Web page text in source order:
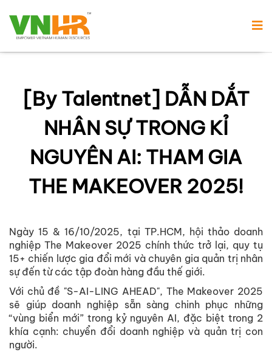
[By Talentnet] DẪN DẮT
NHÂN SỰ TRONG KỈ
NGUYÊN AI: THAM GIA
THE MAKEOVER 2025!
Ngày 15 & 16/10/2025, tại TP.HCM, hội thảo doanh
nghiệp The Makeover 2025 chính thức trở lại, quy tụ
15+ chiến lược gia đổi mới và chuyên gia quản trị nhân
sự đến từ các tập đoàn hàng đầu thế giới.
Với chủ đề "S-AI-LING AHEAD", The Makeover 2025
sẽ giúp doanh nghiệp sẵn sàng chinh phục những
“vùng biển mới” trong kỷ nguyên AI, đặc biệt trong 2
khía cạnh: chuyển đổi doanh nghiệp và quản trị con
người.